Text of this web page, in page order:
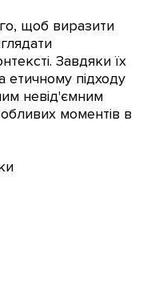
щоб виразити
Завдяки їх
етичному підходу
невід'ємним
моментів в